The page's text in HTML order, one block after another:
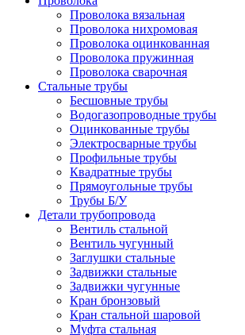
Проволока вязальная
Проволока нихромовая
Проволока оцинкованная
Проволока пружинная
Проволока сварочная
Стальные трубы
Бесшовные трубы
Водогазопроводные трубы
Оцинкованные трубы
Электросварные трубы
Профильные трубы
Квадратные трубы
Прямоугольные трубы
Трубы Б/У
Детали трубопровода
Вентиль стальной
Вентиль чугунный
Заглушки стальные
Задвижки стальные
Задвижки чугунные
Кран бронзовый
Кран стальной шаровой
Муфта стальная